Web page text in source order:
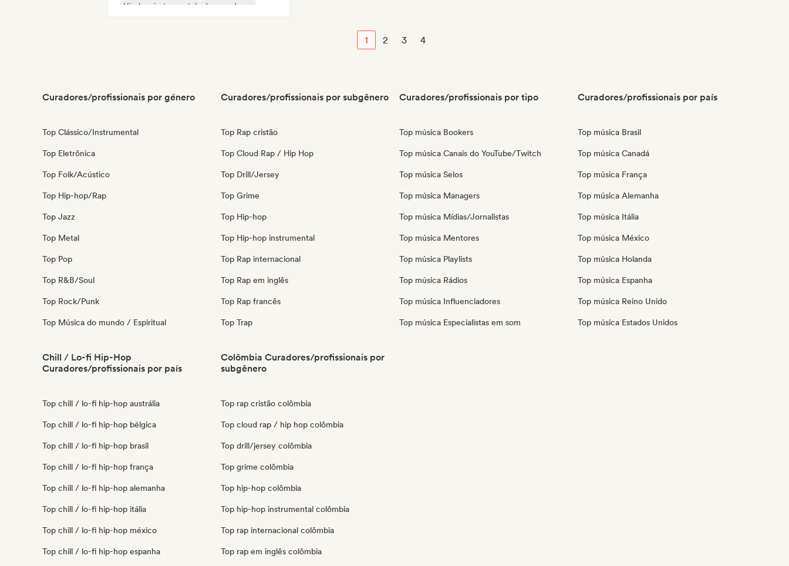
Hip-hop instrumental
Jazz moderno
1 2 3 4
Curadores/profissionais por género
Top Clássico/Instrumental
Top Eletrônica
Top Folk/Acústico
Top Hip-hop/Rap
Top Jazz
Top Metal
Top Pop
Top R&B/Soul
Top Rock/Punk
Top Música do mundo / Espiritual
Curadores/profissionais por subgênero
Top Rap cristão
Top Cloud Rap / Hip Hop
Top Drill/Jersey
Top Grime
Top Hip-hop
Top Hip-hop instrumental
Top Rap internacional
Top Rap em inglês
Top Rap francês
Top Trap
Curadores/profissionais por tipo
Top música Bookers
Top música Canais do YouTube/Twitch
Top música Selos
Top música Managers
Top música Mídias/Jornalistas
Top música Mentores
Top música Playlists
Top música Rádios
Top música Influenciadores
Top música Especialistas em som
Curadores/profissionais por país
Top música Brasil
Top música Canadá
Top música França
Top música Alemanha
Top música Itália
Top música México
Top música Holanda
Top música Espanha
Top música Reino Unido
Top música Estados Unidos
Chill / Lo-fi Hip-Hop
Curadores/profissionais por país
Top chill / lo-fi hip-hop austrália
Top chill / lo-fi hip-hop bélgica
Top chill / lo-fi hip-hop brasil
Top chill / lo-fi hip-hop frança
Top chill / lo-fi hip-hop alemanha
Top chill / lo-fi hip-hop itália
Top chill / lo-fi hip-hop méxico
Top chill / lo-fi hip-hop espanha
Colômbia Curadores/profissionais por
subgênero
Top rap cristão colômbia
Top cloud rap / hip hop colômbia
Top drill/jersey colômbia
Top grime colômbia
Top hip-hop colômbia
Top hip-hop instrumental colômbia
Top rap internacional colômbia
Top rap em inglês colômbia